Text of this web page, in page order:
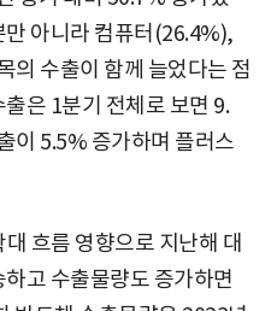
아니라 컴퓨터(26.4%),
의 수출이 함께 늘었다는 점
은 1분기 전체로 보면 9.
이 5.5% 증가하며 플러스
흐름 영향으로 지난해 대
고 수출물량도 증가하면